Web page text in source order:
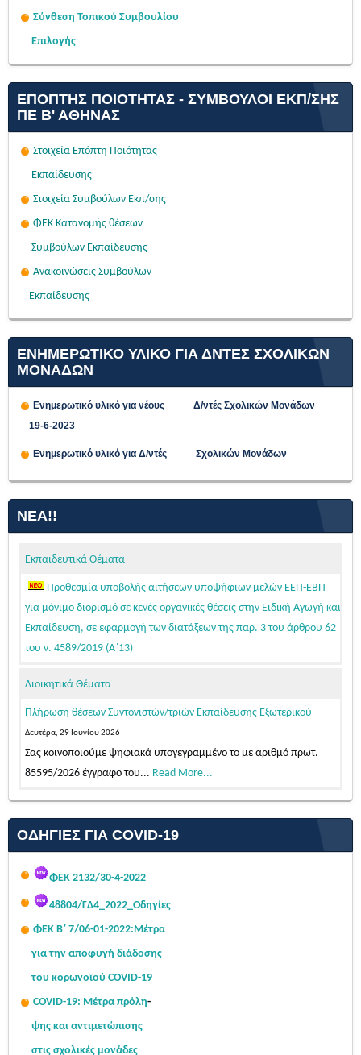
Σύνθεση Τοπικού Συμβουλίου
Επιλογής
ΕΠΌΠΤΗΣ ΠΟΙΌΤΗΤΑΣ - ΣΎΜΒΟΥΛΟΙ ΕΚΠ/ΣΗΣ
ΠΕ Β' ΑΘΉΝΑΣ
Στοιχεία Επόπτη Ποιότητας
Εκπαίδευσης
Στοιχεία Συμβούλων Εκπ/σης
ΦΕΚ Κατανομής θέσεων
Συμβούλων Εκπαίδευσης
Ανακοινώσεις Συμβούλων
Εκπαίδευσης
ΕΝΗΜΕΡΩΤΙΚΟ ΥΛΙΚΟ ΓΙΑ ΔΝΤΕΣ ΣΧΟΛΙΚΩΝ
ΜΟΝΑΔΩΝ
Ενημερωτικό υλικό για νέους Δ/ντές Σχολικών Μονάδων
19-6-2023
Ενημερωτικό υλικό για Δ/ντές Σχολικών Μονάδων
ΝΈΑ!!
Εκπαιδευτικά Θέματα
Σας ανακοινώνουμε, σύμφωνα με την αριθμ. 15/7-8-2026 Πράξη
Προθεσμία υποβολής αιτήσεων υποψήφιων μελών ΕΕΠ-ΕΒΠ
για μόνιμο διορισμό σε κενές οργανικές θέσεις στην Ειδική Αγωγή και
Εκπαίδευση, σε εφαρμογή των διατάξεων της παρ. 3 του άρθρου 62
του ν. 4589/2019 (Α΄13)
Κατόπιν της δημοσίευσης της 103542/Ε4/31-07-2026 (ΦΕΚ 39/τ.
ΑΣΕΠ/04-08-2026 – ΑΔΑ: Ψ58446ΝΚΠΔ-03Π)...Read More...
Διοικητικά Θέματα
ΤΟΠΟΘΕΤΗΣΕΙΣ ΑΠΟΣΠΑΣΜΕΝΩΝ ΜΕΛΩΝ ΕΕΠ-ΕΒΠ 2026-27
(ΠΥΣΕΕΠ ΑΤΤΙΚΗΣ)
Πέμπτη, 06 Αυγούστου 2026
αποσπασμένων μονίμων...
Πλήρωση θέσεων Συντονιστών/τριών Εκπαίδευσης Εξωτερικού
Δευτέρα, 29 Ιουνίου 2026
Σας κοινοποιούμε ψηφιακά υπογεγραμμένο το με αριθμό πρωτ.
85595/2026 έγγραφο του... Read More...
ΟΔΗΓΊΕΣ ΓΙΑ COVID-19
ΦΕΚ 2132/30-4-2022
48804/ΓΔ4_2022_Οδηγίες
ΦΕΚ Β΄ 7/06-01-2022:Μέτρα
για την αποφυγή διάδοσης
του κορωνοϊού COVID-19
COVID-19: Μέτρα πρόλη-
ψης και αντιμετώπισης
στις σχολικές μονάδες